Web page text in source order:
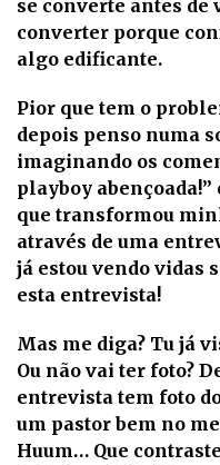
se converte antes de
converter porque
algo edificante.
Pior que tem o
depois penso numa
imaginando os
playboy
que transformou
através de uma
já estou vendo vidas
esta entrevista!
Mas me diga? Tu já
Ou não vai ter foto?
entrevista tem foto
um pastor bem no
Huum… Que